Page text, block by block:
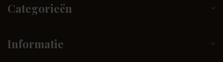
Categorieën
Informatie